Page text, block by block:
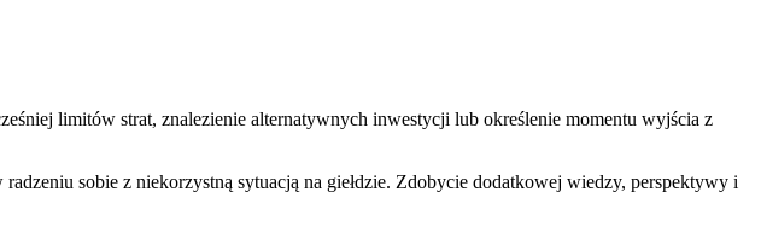
limitów strat, znalezienie alternatywnych inwestycji⁤ lub określenie momentu wyjścia z
sobie z niekorzystną sytuacją ⁤na giełdzie. Zdobycie dodatkowej wiedzy, perspektywy i